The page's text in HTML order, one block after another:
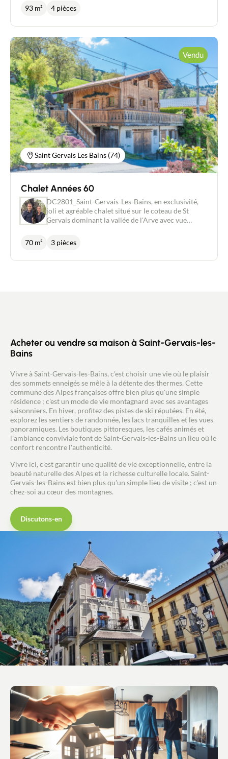
Contacter un conseiller
Estimer/Vendre
Acheter
Recrutement
Actualités
Guides
Contact
salle de bain, un toilette séparé, une salle d'eau avec
toilette, un bel espace de vie avec cuisine aménagée
Cour privative pour parking véhicules. Chauffage
électrique + Poèle à pellets. Proximité gare
commerce accès autoroute et domaine skiable.
Prix: 385000 euros - Conseiller immobilier
indépendant New Deal Immobilier/ Agent
commercial RSAC 450 238 647 David CAILLET
0672920206 - Pays du Mont-blanc/Vallée de l’Arve
93 m² 4 pièces
Saint Gervais Les Bains (74)
Vendu
Chalet Années 60
DC2801_Saint-Gervais-Les-Bains, en exclusivité,
joli et agréable chalet situé sur le coteau de St
Gervais dominant la vallée de l'Arve avec vue
pièces, 2 chambres, une petite chambre d'appoint
mansardé, un salon-séjour, avec un espace de vie
70 m² 3 pièces
Acheter ou vendre sa maison à Saint-Gervais-les-
Bains
Vivre à Saint-Gervais-les-Bains, c'est choisir une vie où le plaisir
des sommets enneigés se mêle à la détente des thermes. Cette
commune des Alpes françaises offre bien plus qu'une simple
résidence ; c'est un mode de vie montagnard avec ses avantages
saisonniers. En hiver, profitez des pistes de ski réputées. En été,
explorez les sentiers de randonnée, les lacs tranquilles et les vues
panoramiques. Les boutiques pittoresques, les cafés animés et
l'ambiance conviviale font de Saint-Gervais-les-Bains un lieu où le
confort rencontre l'authenticité.
Vivre ici, c'est garantir une qualité de vie exceptionnelle, entre la
beauté naturelle des Alpes et la richesse culturelle locale. Saint-
Gervais-les-Bains est bien plus qu'un simple lieu de visite ; c'est un
chez-soi au cœur des montagnes.
Discutons-en